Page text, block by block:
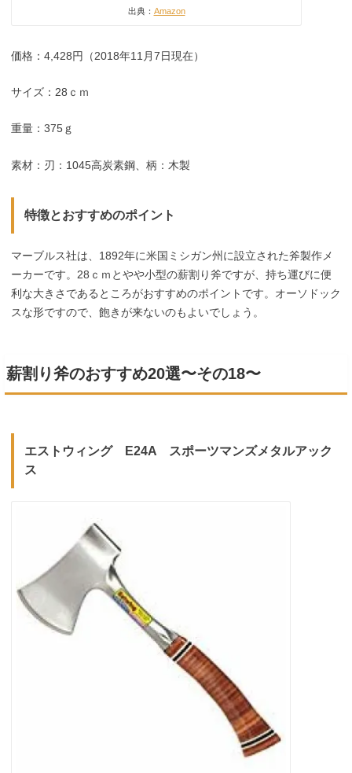
出典： Amazon
価格：4,428円（2018年11月7日現在）
サイズ：28ｃｍ
重量：375ｇ
素材：刃：1045高炭素鋼、柄：木製
特徴とおすすめのポイント
マーブルス社は、1892年に米国ミシガン州に設立された斧製作メ
ーカーです。28ｃｍとやや小型の薪割り斧ですが、持ち運びに便
利な大きさであるところがおすすめのポイントです。オーソドック
スな形ですので、飽きが来ないのもよいでしょう。
薪割り斧のおすすめ20選〜その18〜
エストウィング E24A スポーツマンズメタルアック
ス